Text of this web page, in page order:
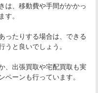
は、移動費や手間がかかっ
。
ったりする場合は、できる
と良いでしょう。
、出張買取や宅配買取も実
ーンも行っています。